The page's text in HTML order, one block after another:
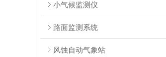
小气候监测仪
路面监测系统
风蚀自动气象站